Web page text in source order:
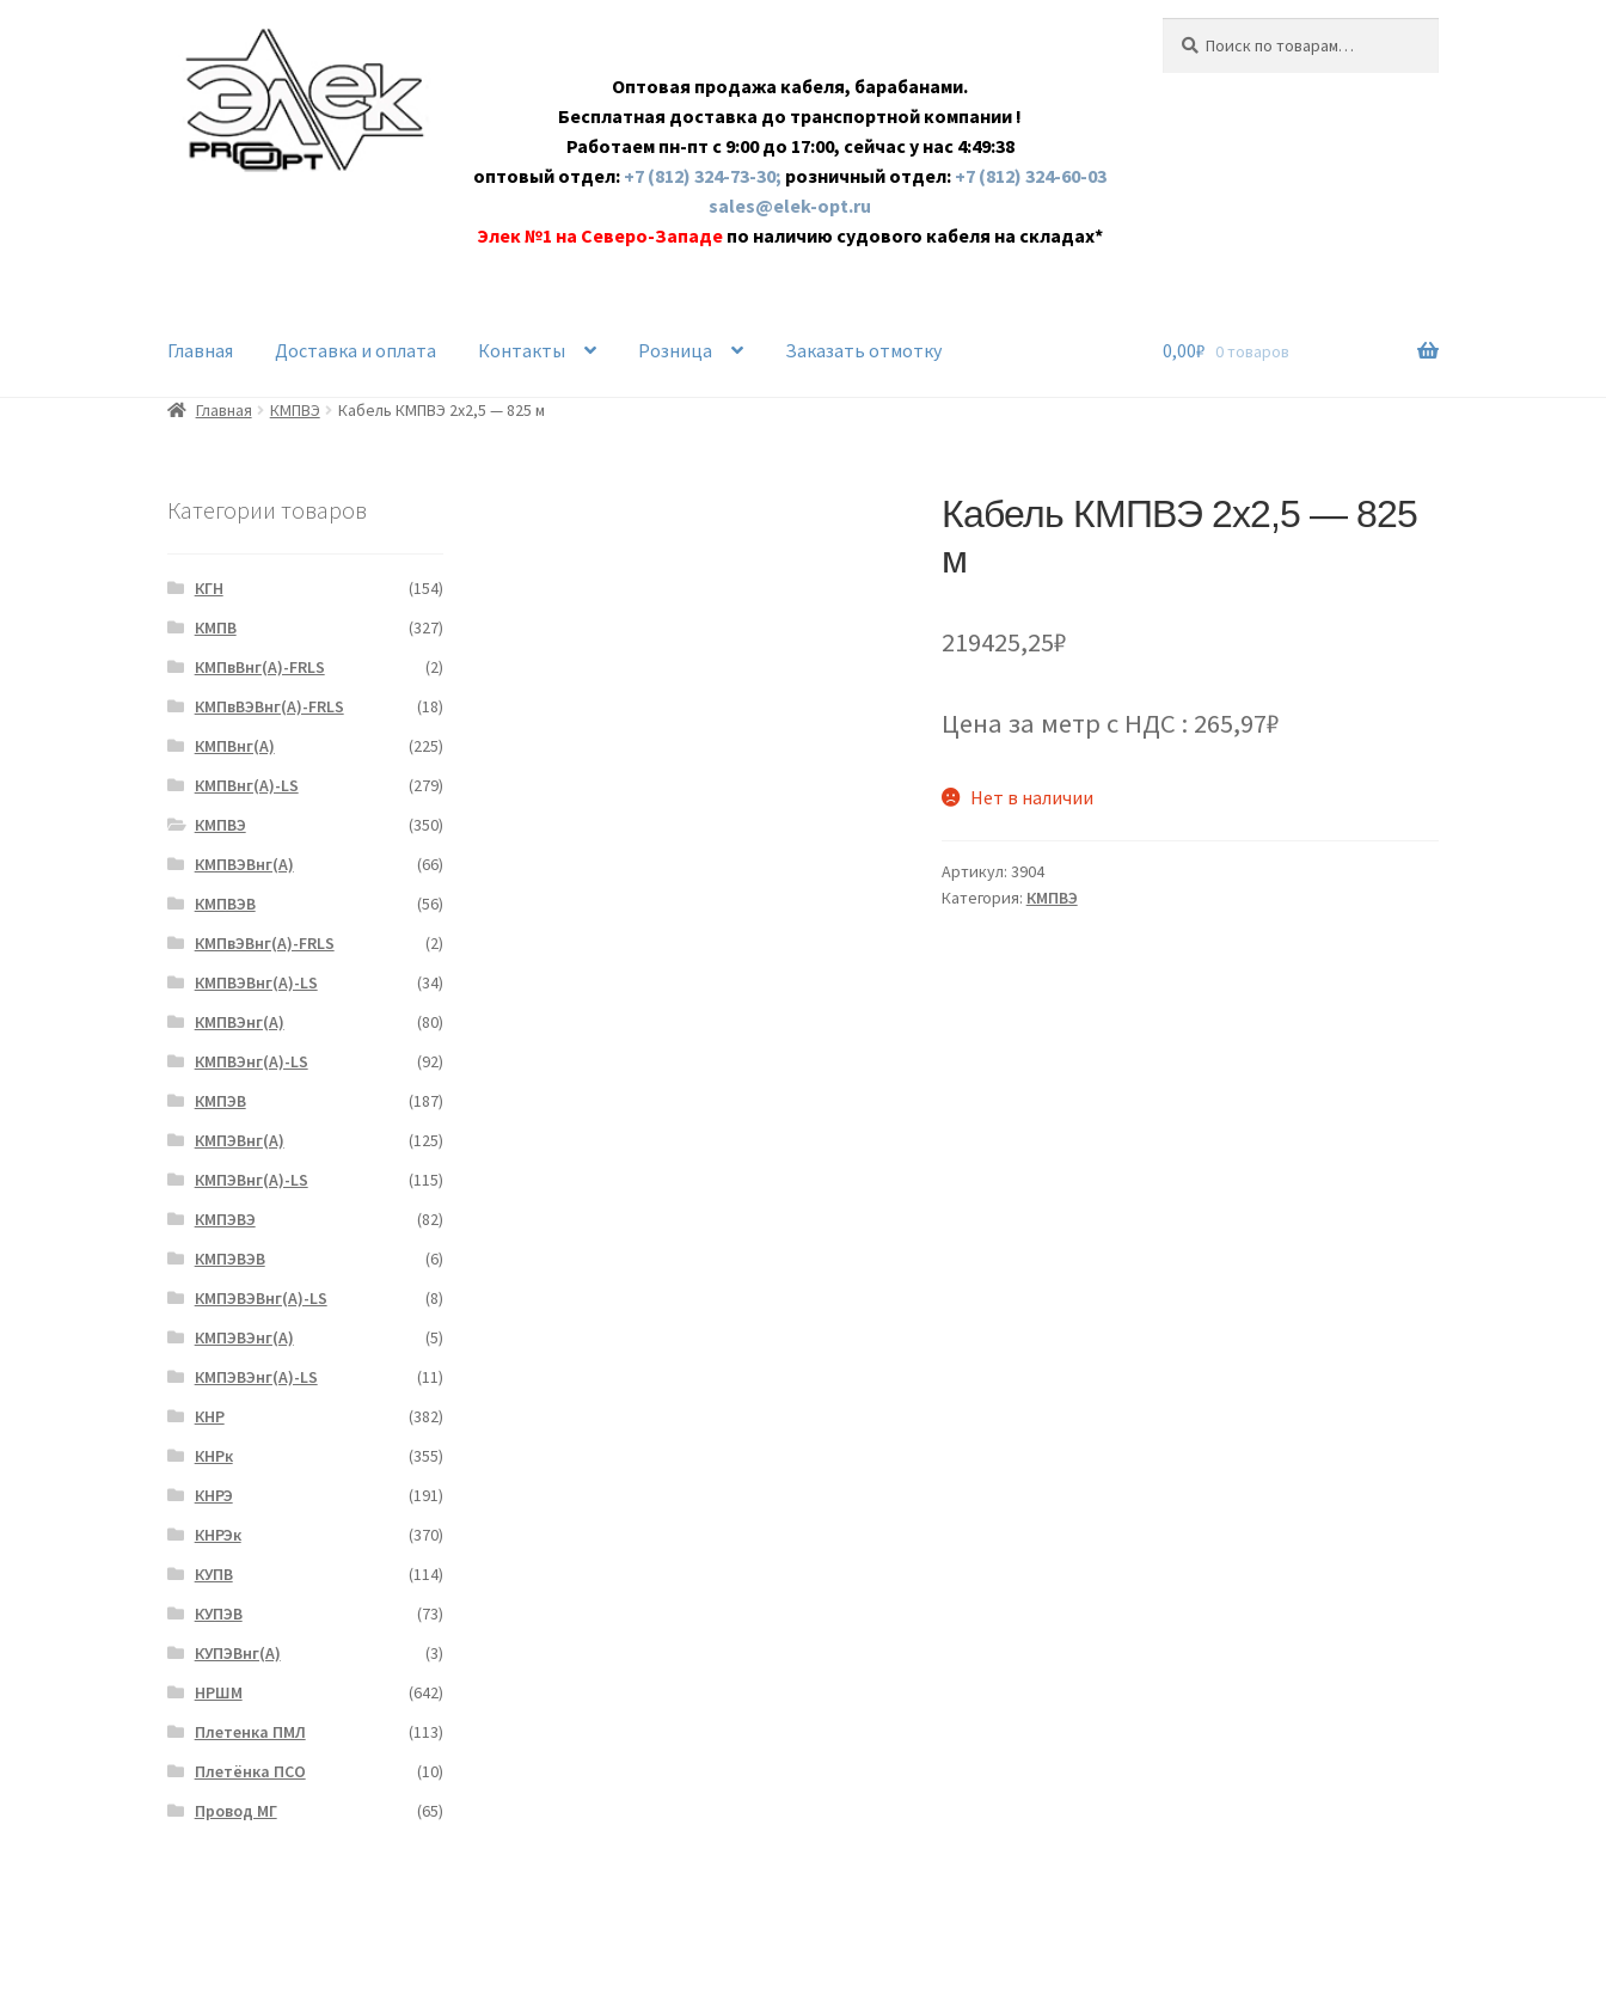
навигации
содержимому
Оптовая продажа кабеля, барабанами.
Бесплатная доставка до транспортной компании !
Работаем пн-пт с 9:00 до 17:00, сейчас у нас 4:49:39
оптовый отдел: +7 (812) 324-73-30; розничный отдел: +7 (812) 324-60-03
sales@elek-opt.ru
Элек №1 на Северо-Западе по наличию судового кабеля на складах*
Главная Доставка и оплата Контакты Розница Заказать отмотку 0,00₽ 0 товаров
Главная КМПВЭ Кабель КМПВЭ 2х2,5 — 825 м
Кабель КМПВЭ 2х2,5 — 825
м
219425,25₽
Цена за метр с НДС : 265,97₽
Нет в наличии
Артикул: 3904
Категория: КМПВЭ
Категории товаров
КГН
(154)
КМПВ
(327)
КМПвВнг(А)-FRLS
(2)
КМПвВЭВнг(А)-FRLS
(18)
КМПВнг(А)
(225)
КМПВнг(А)-LS
(279)
КМПВЭ
(350)
КМПВЭBнг(А)
(66)
КМПВЭВ
(56)
КМПвЭВнг(А)-FRLS
(2)
КМПВЭВнг(А)-LS
(34)
КМПВЭнг(А)
(80)
КМПВЭнг(А)-LS
(92)
КМПЭВ
(187)
КМПЭВнг(А)
(125)
КМПЭВнг(А)-LS
(115)
КМПЭВЭ
(82)
КМПЭВЭВ
(6)
КМПЭВЭВнг(А)-LS
(8)
КМПЭВЭнг(А)
(5)
КМПЭВЭнг(А)-LS
(11)
КНР
(382)
КНРк
(355)
КНРЭ
(191)
КНРЭк
(370)
КУПВ
(114)
КУПЭВ
(73)
КУПЭВнг(А)
(3)
НРШМ
(642)
Плетенка ПМЛ
(113)
Плетёнка ПСО
(10)
Провод МГ
(65)